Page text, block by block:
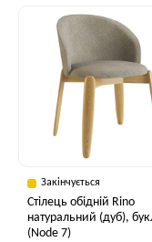
Закінчується
Стілець обідній Rino
натуральний (дуб),
(Node 7)